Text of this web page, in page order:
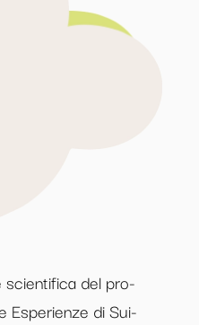
del pro-
Esperienze di Sui-